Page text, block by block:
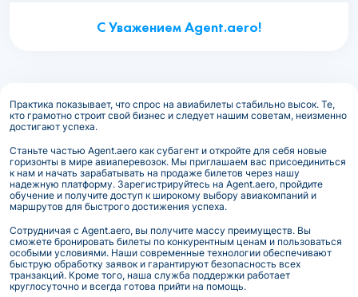
С Уважением Agent.aero!
Практика показывает, что спрос на авиабилеты стабильно высок. Те,
кто грамотно строит свой бизнес и следует нашим советам, неизменно
достигают успеха.
Станьте частью Agent.aero как субагент и откройте для себя новые
горизонты в мире авиаперевозок. Мы приглашаем вас присоединиться
к нам и начать зарабатывать на продаже билетов через нашу
надежную платформу. Зарегистрируйтесь на Agent.aero, пройдите
обучение и получите доступ к широкому выбору авиакомпаний и
маршрутов для быстрого достижения успеха.
Сотрудничая с Agent.aero, вы получите массу преимуществ. Вы
сможете бронировать билеты по конкурентным ценам и пользоваться
особыми условиями. Наши современные технологии обеспечивают
быструю обработку заявок и гарантируют безопасность всех
транзакций. Кроме того, наша служба поддержки работает
круглосуточно и всегда готова прийти на помощь.